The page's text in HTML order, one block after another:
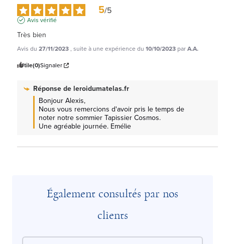
5/5
Avis vérifié
Très bien
Avis du 27/11/2023, suite à une expérience du 10/10/2023 parA.A.
Utile(0)Signaler
Réponse deleroidumatelas.fr
Bonjour Alexis,
Nous vous remercions d'avoir pris le temps de
noter notre sommier Tapissier Cosmos.
Une agréable journée. Emélie
Également consultés par nos
clients